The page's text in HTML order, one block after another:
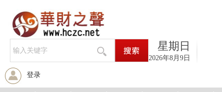
星期日
2026年8月9日
登录